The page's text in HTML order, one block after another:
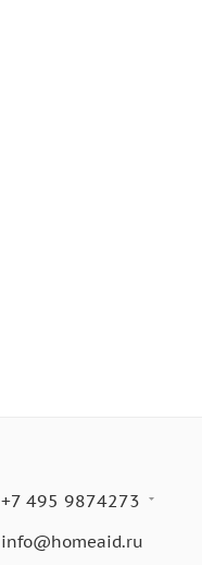
+7 495 9874273
info@homeaid.ru